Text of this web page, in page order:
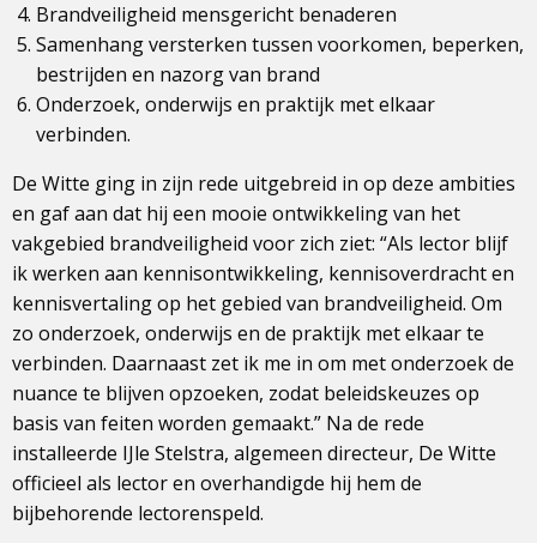
Brandveiligheid mensgericht benaderen
Samenhang versterken tussen voorkomen, beperken,
bestrijden en nazorg van brand
Onderzoek, onderwijs en praktijk met elkaar
verbinden.
De Witte ging in zijn rede uitgebreid in op deze ambities
en gaf aan dat hij een mooie ontwikkeling van het
vakgebied brandveiligheid voor zich ziet: “Als lector blijf
ik werken aan kennisontwikkeling, kennisoverdracht en
kennisvertaling op het gebied van brandveiligheid. Om
zo onderzoek, onderwijs en de praktijk met elkaar te
verbinden. Daarnaast zet ik me in om met onderzoek de
nuance te blijven opzoeken, zodat beleidskeuzes op
basis van feiten worden gemaakt.” Na de rede
installeerde IJle Stelstra, algemeen directeur, De Witte
officieel als lector en overhandigde hij hem de
bijbehorende lectorenspeld.